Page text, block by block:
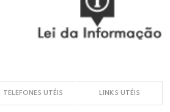
TELEFONES UTÉIS LINKS UTÉIS